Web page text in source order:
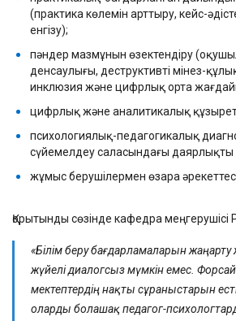
(практика көлемін арттыру, кейс-
енгізу);
пәндер мазмұнын өзектендіру
денсаулығы, деструктивті мінез-
инклюзия және цифрлық орта
цифрлық және аналитикалық
психологиялық-педагогикалық
сүйемелдеу саласындағы даярлықты
жұмыс берушілермен өзара
Қорытынды сөзінде кафедра
«Білім беру бағдарламаларын
жүйелі диалогсыз мүмкін емес.
мектептердің нақты сұраныстарын
оларды болашақ педагог-